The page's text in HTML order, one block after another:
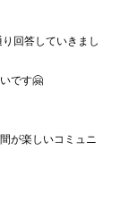
回答していきまし
です🤗
が楽しいコミュニ